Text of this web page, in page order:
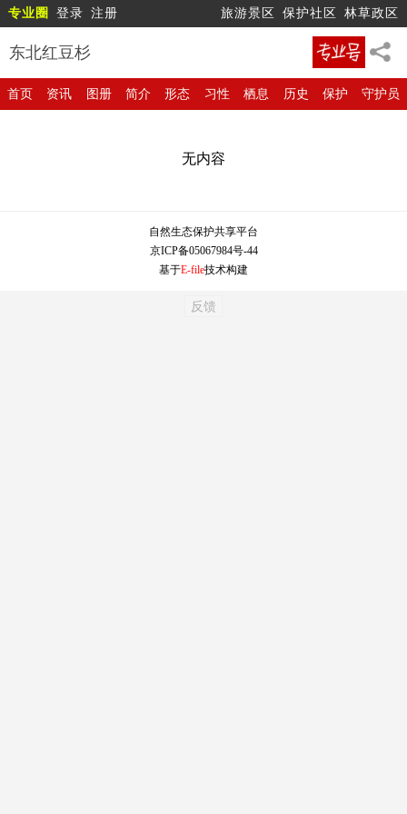
专业圈 登录 注册 旅游景区 保护社区 林草政区
东北红豆杉
首页 资讯 图册 简介 形态 习性 栖息 历史 保护 守护员
无内容
自然生态保护共享平台
京ICP备05067984号-44
基于E-file技术构建
反馈